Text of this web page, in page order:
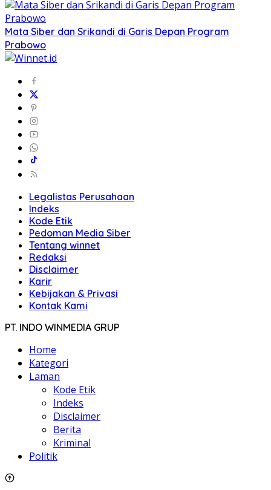
Mata Siber dan Srikandi di Garis Depan Program
Prabowo
Legalistas Perusahaan
Indeks
Kode Etik
Pedoman Media Siber
Tentang winnet
Redaksi
Disclaimer
Karir
Kebijakan & Privasi
Kontak Kami
PT. INDO WINMEDIA GRUP
Home
Kategori
Laman
Kode Etik
Indeks
Disclaimer
Berita
Kriminal
Politik